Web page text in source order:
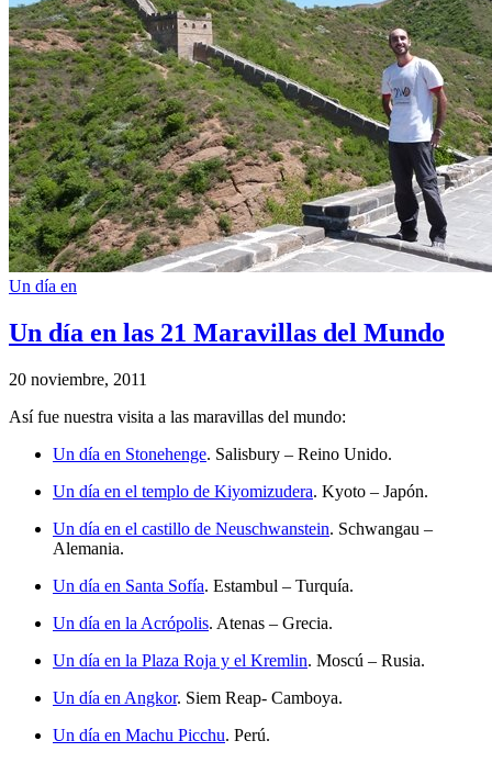
Un día en
Un día en las 21 Maravillas del Mundo
20 noviembre, 2011
Así fue nuestra visita a las maravillas del mundo:
Un día en Stonehenge. Salisbury – Reino Unido.
Un día en el templo de Kiyomizudera. Kyoto – Japón.
Un día en el castillo de Neuschwanstein. Schwangau –
Alemania.
Un día en Santa Sofía. Estambul – Turquía.
Un día en la Acrópolis. Atenas – Grecia.
Un día en la Plaza Roja y el Kremlin. Moscú – Rusia.
Un día en Angkor. Siem Reap- Camboya.
Un día en Machu Picchu. Perú.